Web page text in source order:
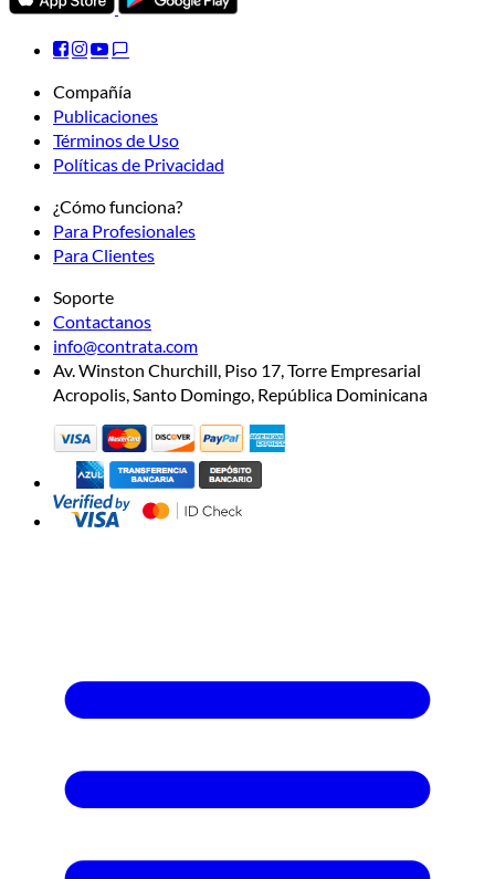
Compañía
Publicaciones
Términos de Uso
Políticas de Privacidad
¿Cómo funciona?
Para Profesionales
Para Clientes
Soporte
Contactanos
info@contrata.com
Av. Winston Churchill, Piso 17, Torre Empresarial
Acropolis, Santo Domingo, República Dominicana